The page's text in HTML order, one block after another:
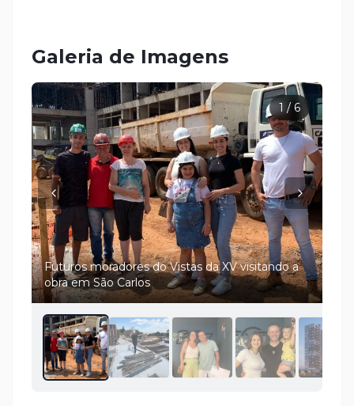
Galeria de Imagens
Futuros moradores do Vistas da XV visitando a
obra em São Carlos
1 / 6